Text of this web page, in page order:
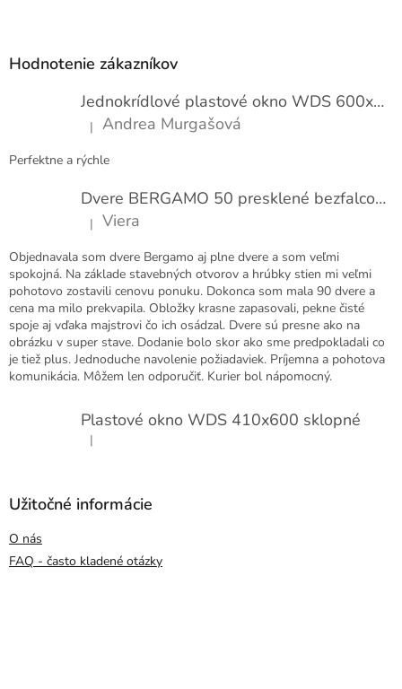
Hodnotenie zákazníkov
Jednokrídlové plastové okno WDS 600x1000
Hodnotenie produktu je 5 z 5 hviezdičiek.
| Andrea Murgašová
Perfektne a rýchle
Dvere BERGAMO 50 presklené bezfalcové EXTRA
Hodnotenie produktu je 5 z 5 hviezdičiek.
| Viera
Objednavala som dvere Bergamo aj plne dvere a som veľmi
spokojná. Na základe stavebných otvorov a hrúbky stien mi veľmi
pohotovo zostavili cenovu ponuku. Dokonca som mala 90 dvere a
cena ma milo prekvapila. Obložky krasne zapasovali, pekne čisté
spoje aj vďaka majstrovi čo ich osádzal. Dvere sú presne ako na
obrázku v super stave. Dodanie bolo skor ako sme predpokladali co
je tiež plus. Jednoduche navolenie požiadaviek. Príjemna a pohotova
komunikácia. Môžem len odporučiť. Kurier bol nápomocný.
Plastové okno WDS 410x600 sklopné
Hodnotenie produktu je 5 z 5 hviezdičiek.
|
Užitočné informácie
O nás
FAQ - často kladené otázky